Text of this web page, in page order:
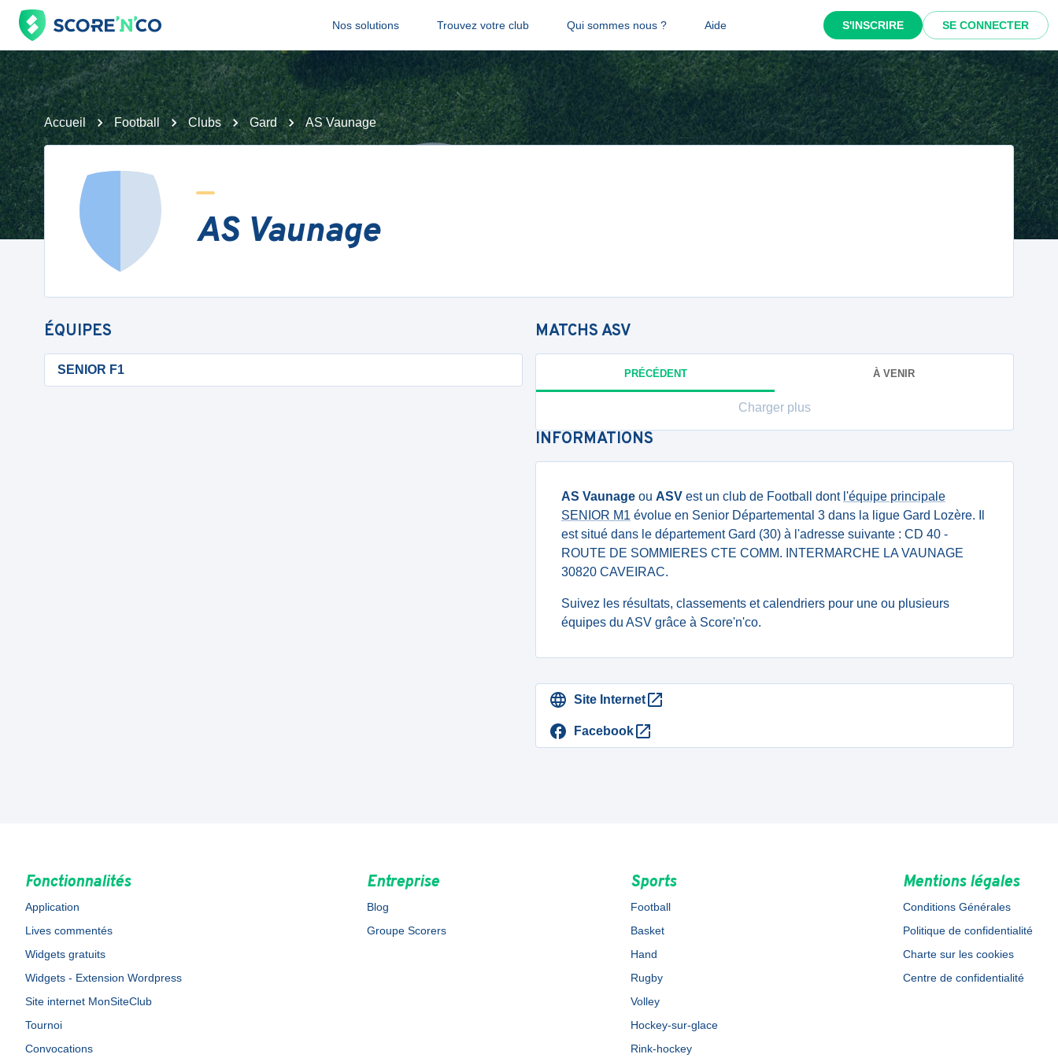
Nos solutions Trouvez votre club Qui sommes nous ? Aide S'INSCRIRE SE CONNECTER
Accueil Football Clubs Gard AS Vaunage
AS Vaunage
ÉQUIPES
SENIOR F1
MATCHSASV
PRÉCÉDENT À VENIR
Charger plus
INFORMATIONS
AS Vaunage ou ASV est un club de Football dont l'équipe principale
SENIOR M1 évolue en Senior Départemental 3 dans la ligue Gard Lozère. Il
est situé dans le département Gard (30) à l'adresse suivante : CD 40 -
ROUTE DE SOMMIERES CTE COMM. INTERMARCHE LA VAUNAGE
30820 CAVEIRAC.
Suivez les résultats, classements et calendriers pour une ou plusieurs
équipes du ASV grâce à Score'n'co.
Site Internet
Facebook
Fonctionnalités
Application
Lives commentés
Widgets gratuits
Widgets - Extension Wordpress
Site internet MonSiteClub
Tournoi
Convocations
Entreprise
Blog
Groupe Scorers
Sports
Football
Basket
Hand
Rugby
Volley
Hockey-sur-glace
Rink-hockey
Mentions légales
Conditions Générales
Politique de confidentialité
Charte sur les cookies
Centre de confidentialité